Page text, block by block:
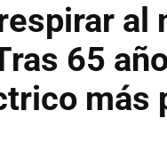
al
65
más